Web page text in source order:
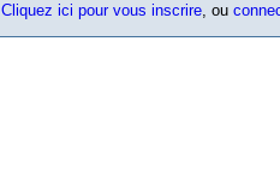
Cliquez ici pour vous inscrire, ou